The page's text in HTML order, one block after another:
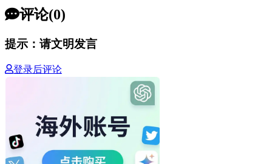
评论(0)
提示：请文明发言
登录后评论